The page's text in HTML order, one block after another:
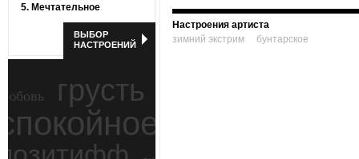
5. Мечтательное
ВЫБОР
НАСТРОЕНИЙ
грусть
Настроения артиста
зимний экстрим
бунтарское